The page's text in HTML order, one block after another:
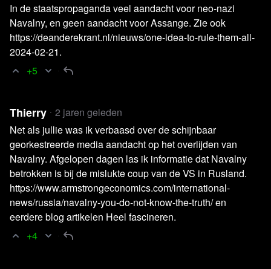
In de staatspropaganda veel aandacht voor neo-nazi
Navalny, en geen aandacht voor Assange. Zie ook
https://deanderekrant.nl/nieuws/one-idea-to-rule-them-all-
2024-02-21.
+5
Thierry
2 jaren geleden
Net als jullie was ik verbaasd over de schijnbaar
georkestreerde media aandacht op het overlijden van
Navalny. Afgelopen dagen las ik informatie dat Navalny
betrokken is bij de mislukte coup van de VS in Rusland.
https://www.armstrongeconomics.com/international-
news/russia/navalny-you-do-not-know-the-truth/ en
eerdere blog artikelen Heel fascineren.
+4